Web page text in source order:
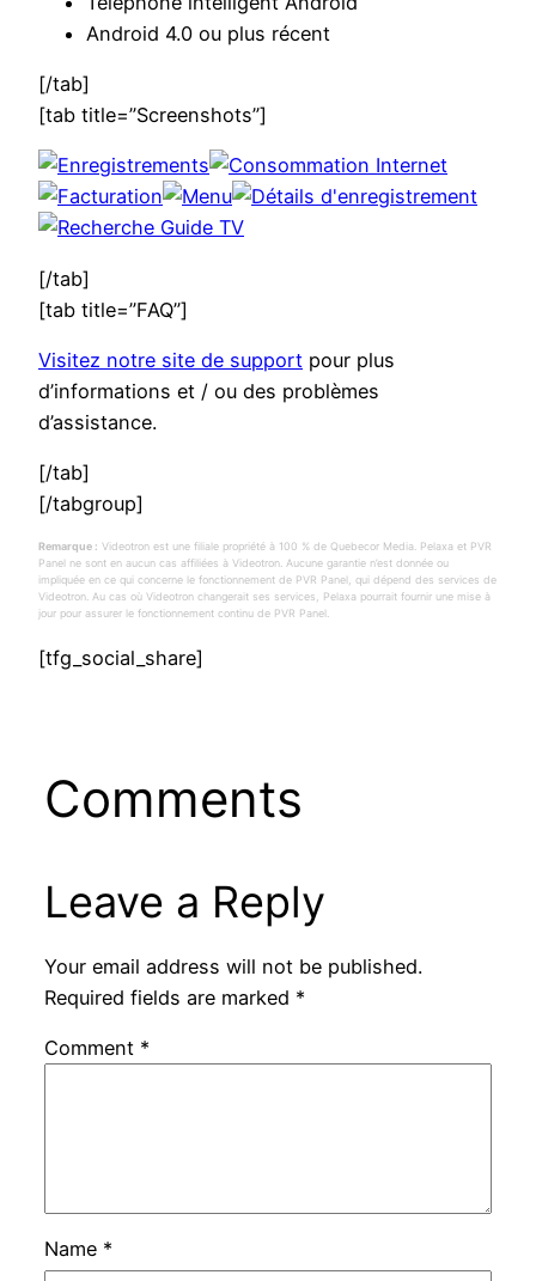
Android 4.0 ou plus récent
[/tab]
[tab title=”Screenshots”]
[/tab]
[tab title=”FAQ”]
Visitez notre site de support pour plus
d’informations et / ou des problèmes
d’assistance.
[/tab]
[/tabgroup]
Remarque : Videotron est une filiale propriété à 100 % de Quebecor Media. Pelaxa et PVR
Panel ne sont en aucun cas affiliées à Videotron. Aucune garantie n’est donnée ou
impliquée en ce qui concerne le fonctionnement de PVR Panel, qui dépend des services de
Videotron. Au cas où Videotron changerait ses services, Pelaxa pourrait fournir une mise à
jour pour assurer le fonctionnement continu de PVR Panel.
[tfg_social_share]
Comments
Leave a Reply
Your email address will not be published.
Required fields are marked *
Comment *
Name *